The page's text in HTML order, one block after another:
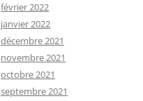
février 2022
janvier 2022
décembre 2021
novembre 2021
octobre 2021
septembre 2021